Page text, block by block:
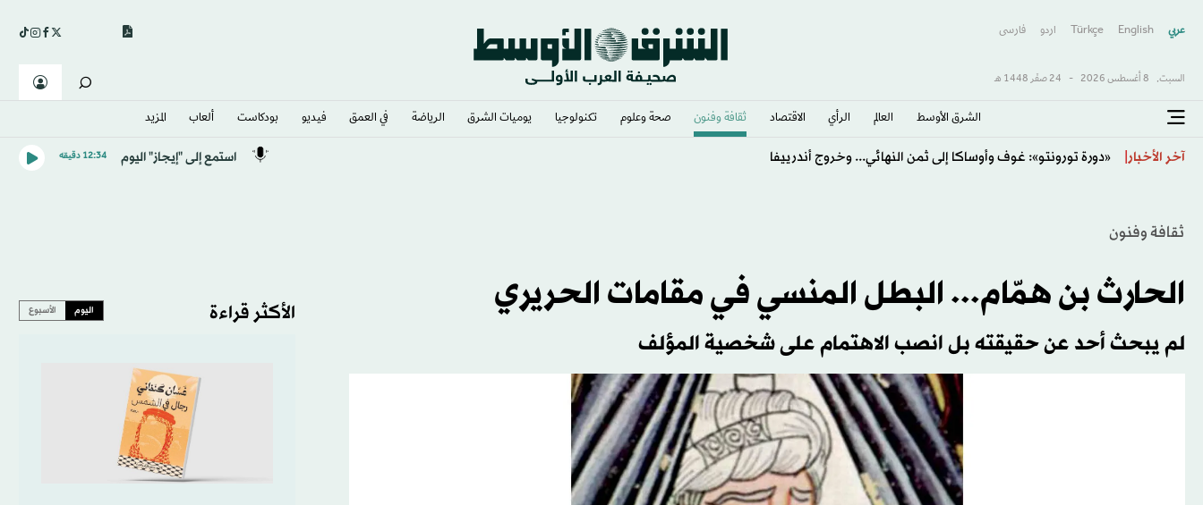
عربي English
Türkçe اردو فارسى
السبت, 8 أغسطس 2026 - 24 صفَر 1448 هـ
الشرق الأوسط​ العالم الرأي الاقتصاد ثقافة وفنون صحة وعلوم تكنولوجيا يوميات الشرق​ الرياضة في العمق فيديو بودكاست ألعاب المزيد
آخر الأخبار «دورة تورونتو»: غوف وأوساكا إلى ثمن النهائي... وخروج أندرييفا استمع إلى "إيجاز" اليوم 12:34 دقيقه
ثقافة وفنون
الحارث بن همّام... البطل المنسي في مقامات الحريري
لم يبحث أحد عن حقيقته بل انصب الاهتمام على شخصية المؤلف
الأكثر قراءة اليوم الأسبوع